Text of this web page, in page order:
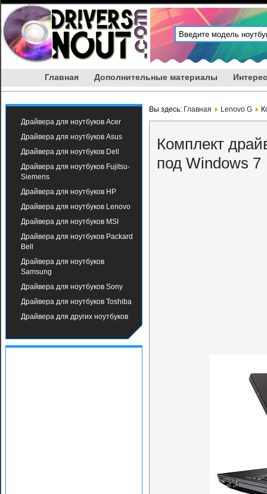
Главная Дополнительные материалы
Драйвера для ноутбуков Acer
Драйвера для ноутбуков Asus
Драйвера для ноутбуков Dell
Драйвера для ноутбуков Fujitsu-
Siemens
Драйвера для ноутбуков HP
Драйвера для ноутбуков Lenovo
Драйвера для ноутбуков MSI
Драйвера для ноутбуков Packard
Bell
Драйвера для ноутбуков
Samsung
Драйвера для ноутбуков Sony
Драйвера для ноутбуков Toshiba
Драйвера для других ноутбуков
Вы здесь: Главная Lenovo G
Комплект
под Windows 7